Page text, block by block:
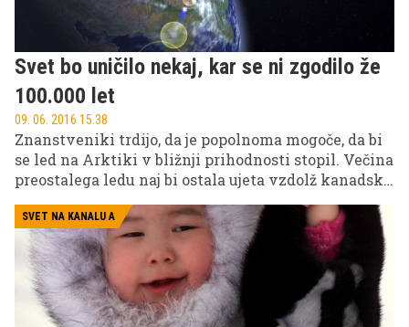
Svet bo uničilo nekaj, kar se ni zgodilo že
100.000 let
09. 06. 2016 15.38
Znanstveniki trdijo, da je popolnoma mogoče, da bi
se led na Arktiki v bližnji prihodnosti stopil. Večina
preostalega ledu naj bi ostala ujeta vzdolž kanadske
SVET NA KANALU A